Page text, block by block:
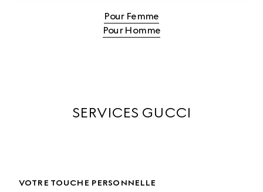
Pour Femme
Pour Homme
SERVICES GUCCI
VOTRE TOUCHE PERSONNELLE